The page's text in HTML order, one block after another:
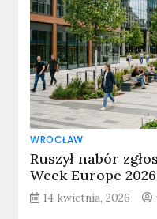
WROCŁAW
Ruszył nabór
Week Europe
14 kwietnia, 2026